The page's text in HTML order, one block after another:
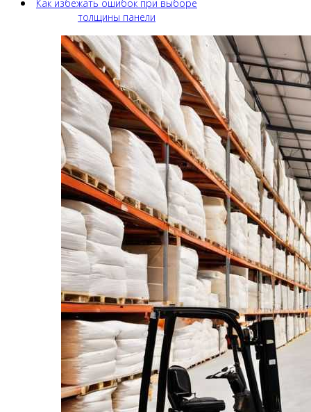
Как избежать ошибок при выборе
толщины панели